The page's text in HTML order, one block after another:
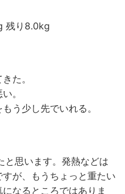
残り8.0kg
た。
。
う少し先でいれる。
と思います。発熱などは
が、もうちょっと重たい
なるところではありま